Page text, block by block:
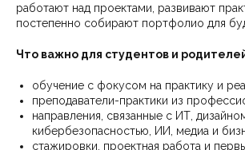
работают над проектами, развивают
постепенно собирают портфолио для
Что важно для студентов и
обучение с фокусом на практику и
преподаватели-практики из
направления, связанные с ИТ,
кибербезопасностью, ИИ, медиа и
стажировки, проектная работа и